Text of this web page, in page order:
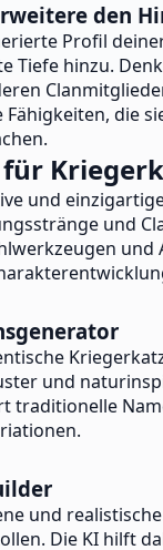
den
Profil
Tiefe hinzu.
die
und
und
und
und
traditionelle
und
Die KI hilft